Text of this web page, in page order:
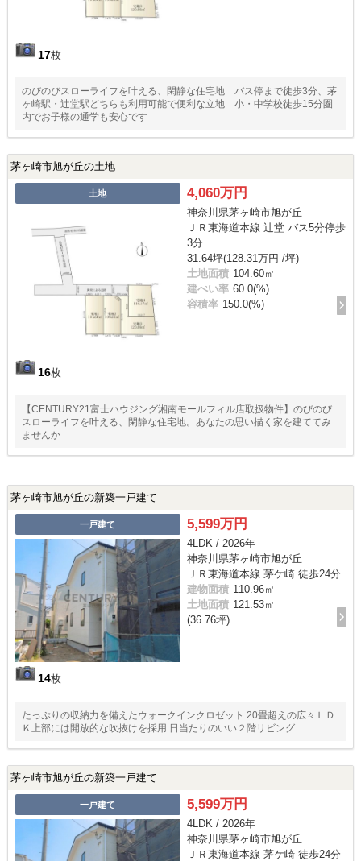
17枚
のびのびスローライフを叶える、閑静な住宅地 バス停まで徒歩3分、茅
ヶ崎駅・辻堂駅どちらも利用可能で便利な立地 小・中学校徒歩15分圏
内でお子様の通学も安心です
茅ヶ崎市旭が丘の土地
土地
16枚
4,060万円
神奈川県茅ヶ崎市旭が丘
ＪＲ東海道本線 辻堂 バス5分停歩
3分
31.64坪(128.31万円 /坪)
土地面積 104.60㎡
建ぺい率 60.0(%)
容積率 150.0(%)
【CENTURY21富士ハウジング湘南モールフィル店取扱物件】のびのび
スローライフを叶える、閑静な住宅地。あなたの思い描く家を建ててみ
ませんか
茅ヶ崎市旭が丘の新築一戸建て
一戸建て
14枚
5,599万円
4LDK / 2026年
神奈川県茅ヶ崎市旭が丘
ＪＲ東海道本線 茅ケ崎 徒歩24分
建物面積 110.96㎡
土地面積 121.53㎡
(36.76坪)
たっぷりの収納力を備えたウォークインクロゼット 20畳超えの広々ＬＤ
Ｋ上部には開放的な吹抜けを採用 日当たりのいい２階リビング
茅ヶ崎市旭が丘の新築一戸建て
一戸建て 5,599万円
4LDK / 2026年
神奈川県茅ヶ崎市旭が丘
ＪＲ東海道本線 茅ケ崎 徒歩24分